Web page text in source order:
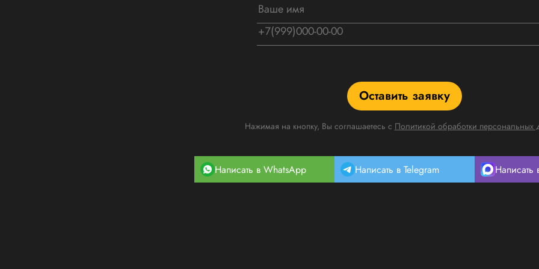
Оставить заявку
Нажимая на кнопку, Вы соглашаетесь с Политикой обработки персональных
Написать в WhatsApp Написать в Telegram Написать